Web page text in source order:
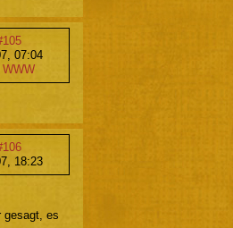
07:04
WWW
18:23
gesagt, es